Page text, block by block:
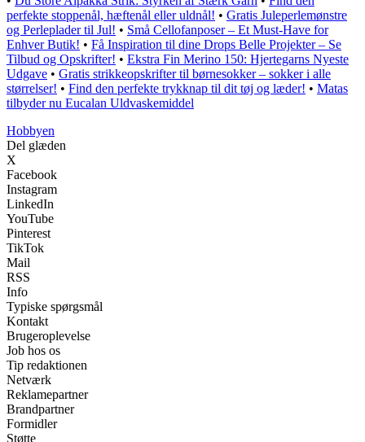
perfekte stoppenål, hæftenål eller uldnål! • Gratis Juleperlemønstre
og Perleplader til Jul! • Små Cellofanposer – Et Must-Have for
Enhver Butik! • Få Inspiration til dine Drops Belle Projekter – Se
Tilbud og Opskrifter! • Ekstra Fin Merino 150: Hjertegarns Nyeste
Udgave • Gratis strikkeopskrifter til børnesokker – sokker i alle
størrelser! • Find den perfekte trykknap til dit tøj og læder! • Matas
tilbyder nu Eucalan Uldvaskemiddel
Hobbyen
Del glæden
X
Facebook
Instagram
LinkedIn
YouTube
Pinterest
TikTok
Mail
RSS
Info
Typiske spørgsmål
Kontakt
Brugeroplevelse
Job hos os
Tip redaktionen
Netværk
Reklamepartner
Brandpartner
Formidler
Støtte